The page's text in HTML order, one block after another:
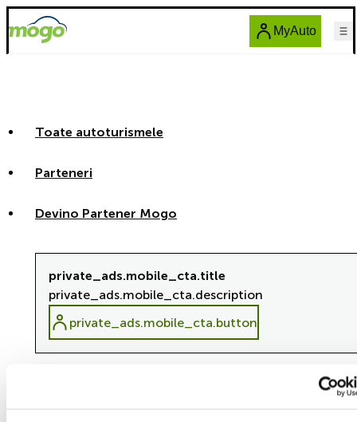
MyAuto
Toate autoturismele
Parteneri
Devino Partener Mogo
private_ads.mobile_cta.title
private_ads.mobile_cta.description
private_ads.mobile_cta.button